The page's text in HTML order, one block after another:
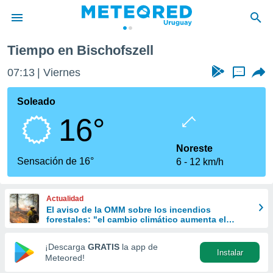
de
ha
calidad.
a este
las
y
forma
digital
basada
Tiempo en Bischofszell
07:13 Viernes ...
Soleado
16°
Sensación de 16°
Noreste
6
12 km/h
Actualidad
El aviso de la OMM sobre los incendios
forestales: "el cambio climático aumenta el
¡Descarga GRATIS la app de
Meteored!
Instalar